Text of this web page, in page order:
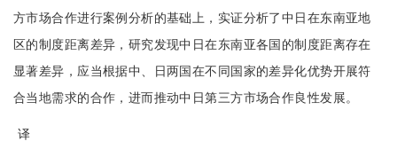
方市场合作进行案例分析的基础上，实证分析了中日在东南亚地
区的制度距离差异，研究发现中日在东南亚各国的制度距离存在
显著差异，应当根据中、日两国在不同国家的差异化优势开展符
合当地需求的合作，进而推动中日第三方市场合作良性发展。
译